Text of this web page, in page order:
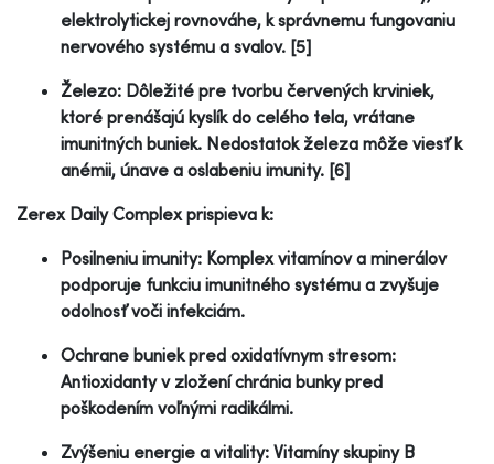
elektrolytickej rovnováhe, k správnemu fungovaniu
nervového systému a svalov. [5]
Železo: Dôležité pre tvorbu červených krviniek,
ktoré prenášajú kyslík do celého tela, vrátane
imunitných buniek. Nedostatok železa môže viesť k
anémii, únave a oslabeniu imunity. [6]
Zerex Daily Complex prispieva k:
Posilneniu imunity: Komplex vitamínov a minerálov
podporuje funkciu imunitného systému a zvyšuje
odolnosť voči infekciám.
Ochrane buniek pred oxidatívnym stresom:
Antioxidanty v zložení chránia bunky pred
poškodením voľnými radikálmi.
Zvýšeniu energie a vitality: Vitamíny skupiny B